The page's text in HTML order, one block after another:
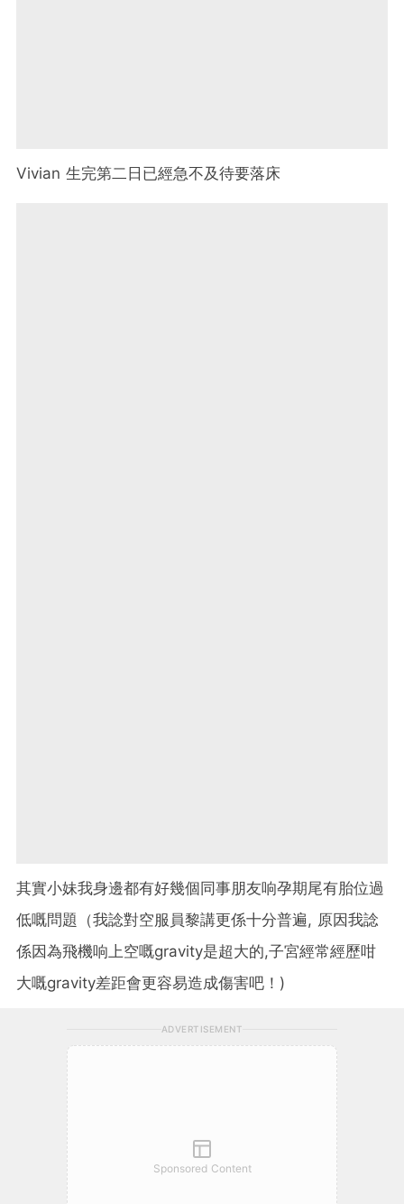
Vivian 生完第二日已經急不及待要落床
其實小妹我身邊都有好幾個同事朋友响孕期尾有胎位過
低嘅問題（我諗對空服員黎講更係十分普遍, 原因我諗
係因為飛機响上空嘅gravity是超大的,子宮經常經歷咁
大嘅gravity差距會更容易造成傷害吧！)
ADVERTISEMENT
Sponsored Content